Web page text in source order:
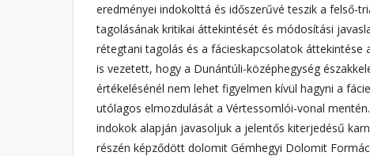
eredményei indokolttá és időszerűvé teszik a felső-
tagolásának kritikai áttekintését és módosítási
rétegtani tagolás és a fácieskapcsolatok áttekintése
is vezetett, hogy a Dunántúli-középhegység
értékelésénél nem lehet figyelmen kívül hagyni a
utólagos elmozdulását a Vértessomlói-vonal
indokok alapján javasoljuk a jelentős kiterjedésű
részén képződött dolomit Gémhegyi Dolomit